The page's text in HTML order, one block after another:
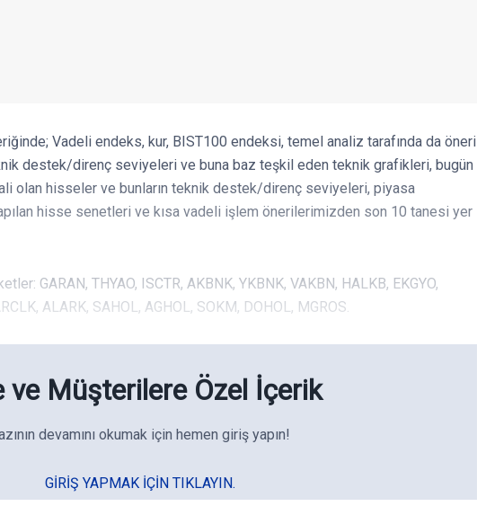
Vadeli endeks, kur, BIST100 endeksi, temel analiz tarafında da öneri
destek/direnç seviyeleri ve buna baz teşkil eden teknik grafikleri, bugün
olan hisseler ve bunların teknik destek/direnç seviyeleri, piyasa
hisse senetleri ve kısa vadeli işlem önerilerimizden son 10 tanesi yer
GARAN, THYAO, ISCTR, AKBNK, YKBNK, VAKBN, HALKB, EKGYO,
ALARK, SAHOL, AGHOL, SOKM, DOHOL, MGROS.
ve Müşterilere Özel İçerik
devamını okumak için hemen giriş yapın!
GIRIŞ YAPMAK IÇIN TIKLAYIN.